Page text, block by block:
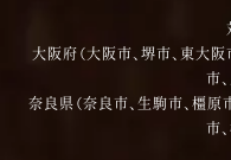
大阪府（大阪市、堺市、東大
市
奈良県（奈良市、生駒市、橿原
市